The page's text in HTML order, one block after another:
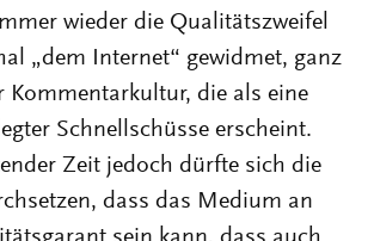
wieder die Qualitätszweifel
„dem Internet“ gewidmet, ganz
Kommentarkultur, die als eine
Schnellschüsse erscheint.
Zeit jedoch dürfte sich die
dass das Medium an